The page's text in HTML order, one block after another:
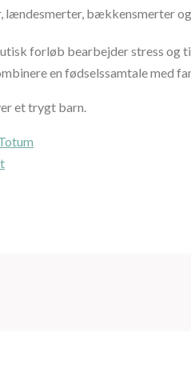
lændesmerter, bækkensmerter
forløb bearbejder stress og
en fødselssamtale med
et trygt barn.